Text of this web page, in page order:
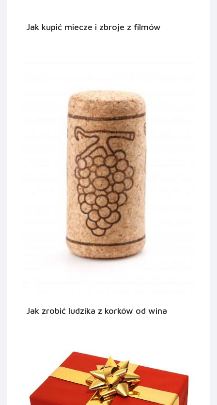
Jak kupić miecze i zbroje z filmów
Jak zrobić ludzika z korków od wina